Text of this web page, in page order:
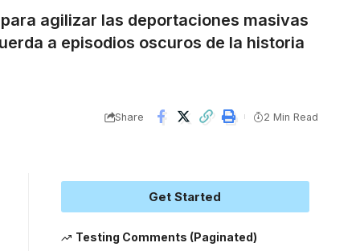
agilizar las deportaciones masivas
a episodios oscuros de la historia
Share 2 Min Read
Get Started
Testing Comments (Paginated)